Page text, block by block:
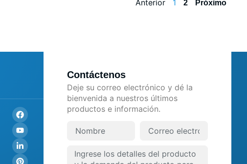
Anterior 1 2 Próximo
Contáctenos
Deje su correo electrónico y dé la
bienvenida a nuestros últimos
productos e información.